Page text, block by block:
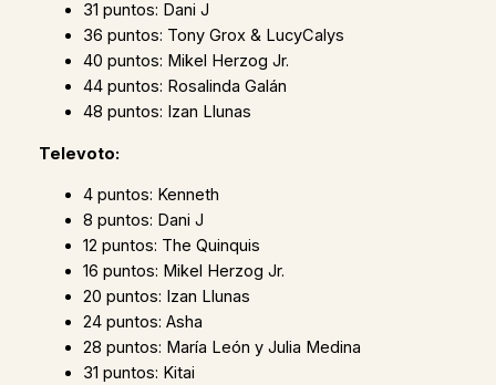
31 puntos: Dani J
36 puntos: Tony Grox & LucyCalys
40 puntos: Mikel Herzog Jr.
44 puntos: Rosalinda Galán
48 puntos: Izan Llunas
Televoto:
4 puntos: Kenneth
8 puntos: Dani J
12 puntos: The Quinquis
16 puntos: Mikel Herzog Jr.
20 puntos: Izan Llunas
24 puntos: Asha
28 puntos: María León y Julia Medina
31 puntos: Kitai